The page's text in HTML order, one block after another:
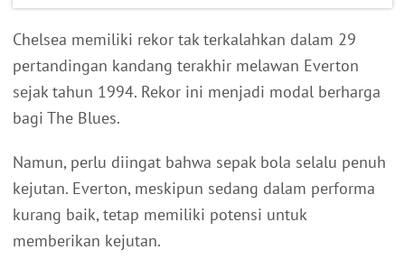
Chelsea memiliki rekor tak terkalahkan dalam 29
pertandingan kandang terakhir melawan Everton
sejak tahun 1994. Rekor ini menjadi modal berharga
bagi The Blues.
Namun, perlu diingat bahwa sepak bola selalu penuh
kejutan. Everton, meskipun sedang dalam performa
kurang baik, tetap memiliki potensi untuk
memberikan kejutan.